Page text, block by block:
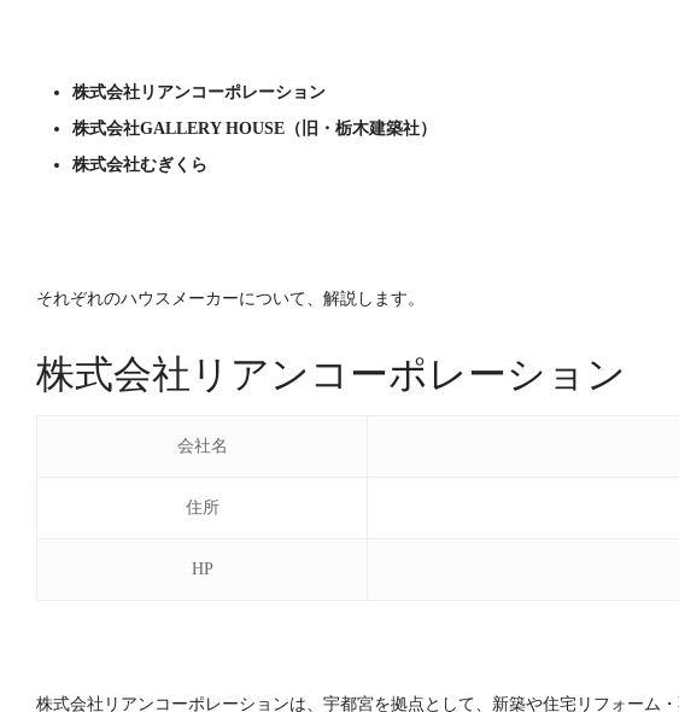
株式会社リアンコーポレーション
株式会社GALLERY HOUSE（旧・栃木建築社）
株式会社むぎくら
それぞれのハウスメーカーについて、解説します。
株式会社リアンコーポレーション
会社名
住所
HP
株式会社リアンコーポレーションは、宇都宮を拠点として、新築や住宅リフォーム